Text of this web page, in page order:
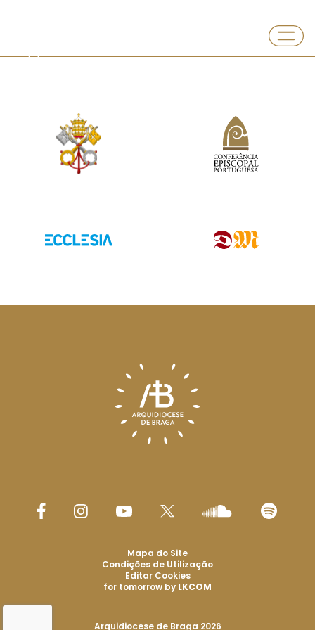
Arquidiocese de Braga 2026
Mapa do Site
Condições de Utilização
Editar Cookies
for tomorrow by LKCOM